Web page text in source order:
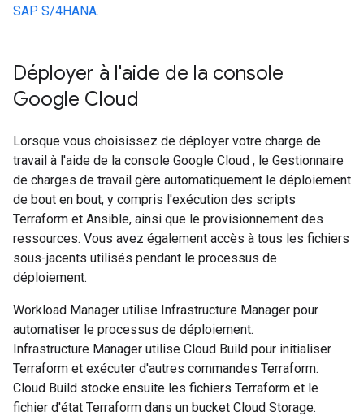
SAP S/4HANA.
Déployer à l'aide de la console
Google Cloud
Lorsque vous choisissez de déployer votre charge de
travail à l'aide de la console Google Cloud , le Gestionnaire
de charges de travail gère automatiquement le déploiement
de bout en bout, y compris l'exécution des scripts
Terraform et Ansible, ainsi que le provisionnement des
ressources. Vous avez également accès à tous les fichiers
sous-jacents utilisés pendant le processus de
déploiement.
Workload Manager utilise Infrastructure Manager pour
automatiser le processus de déploiement.
Infrastructure Manager utilise Cloud Build pour initialiser
Terraform et exécuter d'autres commandes Terraform.
Cloud Build stocke ensuite les fichiers Terraform et le
fichier d'état Terraform dans un bucket Cloud Storage.